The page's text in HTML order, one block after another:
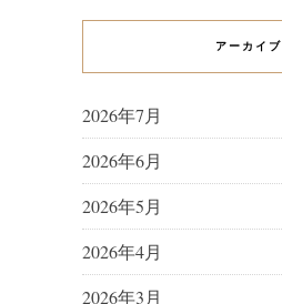
アーカイブ
2026年7月
2026年6月
2026年5月
2026年4月
2026年3月